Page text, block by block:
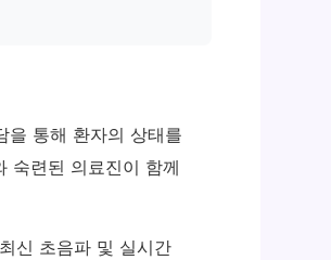
을 통해 환자의 상태를
숙련된 의료진이 함께
신 초음파 및 실시간